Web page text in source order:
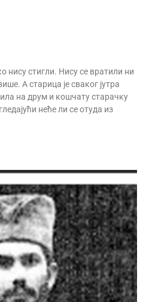
нису стигли. Нису се вратили ни
А старица је сваког јутра
на друм и кошчату старачку
неће ли се отуда из